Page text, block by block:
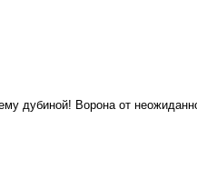
дубиной! Ворона от